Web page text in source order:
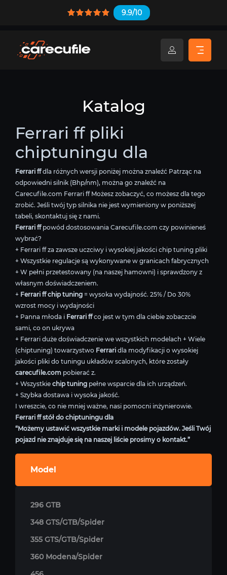
9.9/10
Katalog
Ferrari ff pliki
chiptuningu dla
Ferrari ffdla różnych wersji poniżej można znaleźć Patrząc na
odpowiedni silnik (Bhp/nm), można go znaleźć na
Carecufile.com Ferrari ff Możesz zobaczyć, co możesz dla tego
zrobić. Jeśli twój typ silnika nie jest wymieniony w poniższej
tabeli, skontaktuj się z nami.
Ferrari ffpowód dostosowania Carecufile.com czy powinieneś
wybrać?
+ Ferrari ff za zawsze uczciwy i wysokiej jakości chip tuning pliki
+ Wszystkie regulacje są wykonywane w granicach fabrycznych
+ W pełni przetestowany (na naszej hamowni) i sprawdzony z
własnym doświadczeniem.
+ Ferrari ff chip tuning = wysoka wydajność. 25% / Do 30%
wzrost mocy i wydajności
+ Panna młoda i Ferrari ffco jest w tym dla ciebie zobaczcie
sami, co on ukrywa
+ Ferrari duże doświadczenie we wszystkich modelach + Wiele
(chiptuning) towarzystwo Ferrari dla modyfikacji o wysokiej
jakości pliki do tuningu układów scalonych, które zostały
carecufile.com pobierać z.
+ Wszystkie chip tuning pełne wsparcie dla ich urządzeń.
+ Szybka dostawa i wysoka jakość.
I wreszcie, co nie mniej ważne, nasi pomocni inżynierowie.
Ferrari ff stół do chiptuningu dla
“Możemy ustawić wszystkie marki i modele pojazdów. Jeśli Twój
pojazd nie znajduje się na naszej liście prosimy o kontakt.”
Model
296 GTB
348 GTS/GTB/Spider
355 GTS/GTB/Spider
360 Modena/Spider